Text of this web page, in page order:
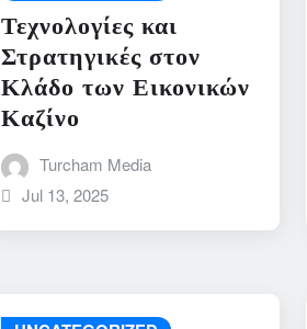
Τεχνολογίες και
Στρατηγικές στον
Κλάδο των Εικονικών
Καζίνο
Turcham Media
Jul 13, 2025